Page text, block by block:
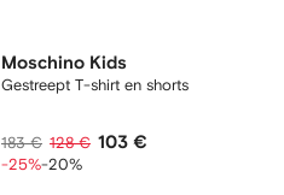
Moschino Kids
Gestreept T-shirt en shorts
183 € 128 € 103 €
-25%-20%